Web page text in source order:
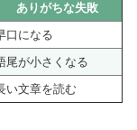
ありがちな失敗
口になる
尾が小さくなる
い文章を読む